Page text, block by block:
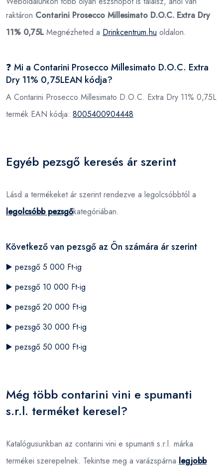
raktáron Contarini Prosecco Millesimato D.O.C. Extra Dry
11% 0,75LMegnézheted a Drinkcentrum.hu oldalon.
❓ Mi a Contarini Prosecco Millesimato D.O.C. Extra
Dry 11% 0,75LEAN kódja?
A Contarini Prosecco Millesimato D.O.C. Extra Dry 11% 0,75L
termék EAN kódja: 8005400904448
Egyéb pezsgő keresés ár szerint
Lásd a termékeket ár szerint rendezve a legolcsóbbtól a
legolcsóbb pezsgőkategóriában.
Következő van pezsgő az Ön számára ár szerint
▶️ pezsgő 5 000 Ft-ig
▶️ pezsgő 10 000 Ft-ig
▶️ pezsgő 20 000 Ft-ig
▶️ pezsgő 30 000 Ft-ig
▶️ pezsgő 50 000 Ft-ig
Még több contarini vini e spumanti
s.r.l. terméket keresel?
Katalógusunkban az contarini vini e spumanti s.r.l. márka
termékei szerepelnek. Tekintse meg a varázspárna legjobb